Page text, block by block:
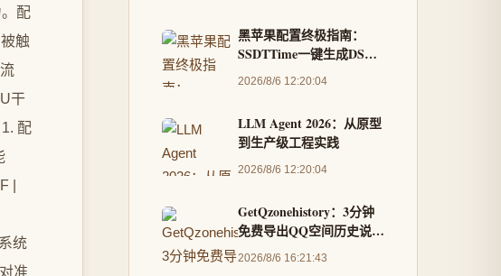
黑苹果配置终极指南：
SSDTTime一键生成DSDT
补丁的完整教程
2026/8/6 12:20:04
LLM Agent 2026：从原型
到生产级工程实践
2026/8/6 12:20:04
GetQzonehistory：3分钟
免费导出QQ空间历史说说
的完整解决方案
2026/8/6 16:21:43